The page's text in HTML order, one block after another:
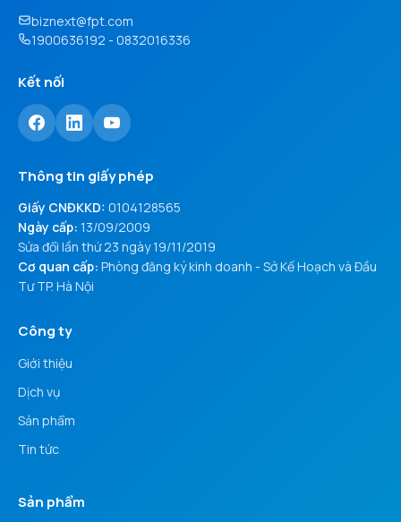
biznext@fpt.com
1900636192 - 0832016336
Kết nối
Thông tin giấy phép
Giấy CNĐKKD: 0104128565
Ngày cấp: 13/09/2009
Sửa đổi lần thứ 23 ngày 19/11/2019
Cơ quan cấp: Phòng đăng ký kinh doanh - Sở Kế Hoạch và Đầu
Tư TP. Hà Nội
Công ty
Giới thiệu
Dịch vụ
Sản phẩm
Tin tức
Sản phẩm